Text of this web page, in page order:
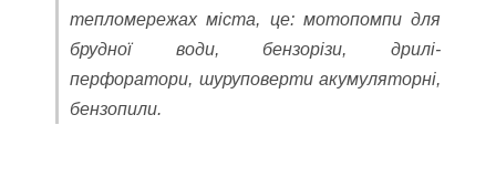
тепломережах міста, це: мотопомпи для
брудної води, бензорізи, дрилі-
перфоратори, шуруповерти акумуляторні,
бензопили.